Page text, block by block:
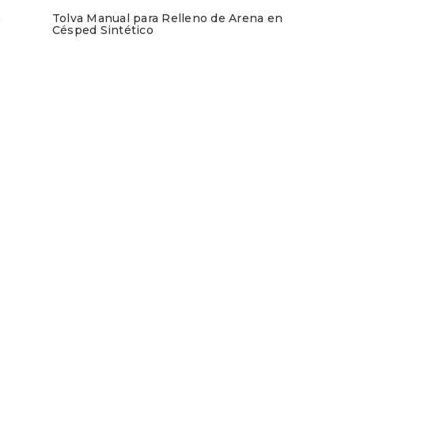
Tolva Manual para Relleno de Arena en
Césped Sintético